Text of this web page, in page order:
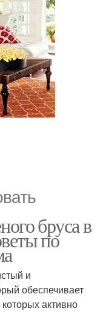
бруса в
по
и
обеспечивает
активно